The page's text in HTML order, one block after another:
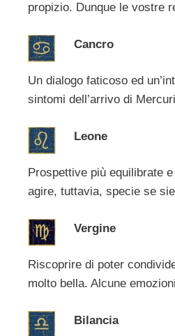
propizio. Dunque le vostre
Cancro
Un dialogo faticoso ed
sintomi dell’arrivo di
Leone
Prospettive più equilibrate
agire, tuttavia, specie se
Vergine
Riscoprire di poter
molto bella. Alcune
Bilancia